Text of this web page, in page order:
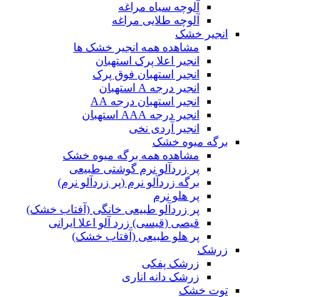
آلوچه سیاه مراغه
آلوچه طلایی مراغه
انجیر خشک
مشاهده همه انجیر خشک ها
انجیر اعلا پرک استهبان
انجیر استهبان فوق پرک
انجیر درجه A استهبان
انجیر استهبان درجه AA
انجیر درجه AAA استهبان
انجیر آردی نخی
برگه میوه خشک
مشاهده همه برگه میوه خشک
پر زردآلو نرم گوشتی طبیعی
برگه زردآلو نرم (پر زردآلو نرم)
پر هلو نرم
پر زردآلو طبیعی خانگی (آفتاب خشک)
قیصی (قیسی) زرد آلو اعلا ایرانی
پر هلو طبیعی (آفتاب خشک)
زرشک
زرشک پفکی
زرشک دانه اناری
توت خشک